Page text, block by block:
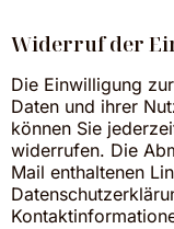
Widerruf der
Die Einwilligung
Daten und ihrer
können Sie
widerrufen. Die
Mail enthaltenen